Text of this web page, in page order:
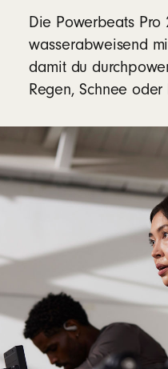
Die Powerbeats Pro
wasserabweisend
damit du
Regen, Schnee oder